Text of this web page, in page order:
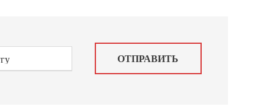
ОТПРАВИТЬ